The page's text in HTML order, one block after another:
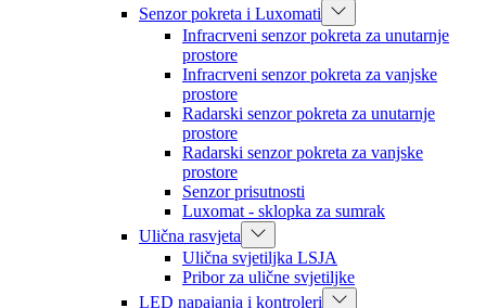
Senzor pokreta i Luxomati
Infracrveni senzor pokreta za unutarnje
prostore
Infracrveni senzor pokreta za vanjske
prostore
Radarski senzor pokreta za unutarnje
prostore
Radarski senzor pokreta za vanjske
prostore
Senzor prisutnosti
Luxomat - sklopka za sumrak
Ulična rasvjeta
Ulična svjetiljka LSJA
Pribor za ulične svjetiljke
LED napajanja i kontroleri